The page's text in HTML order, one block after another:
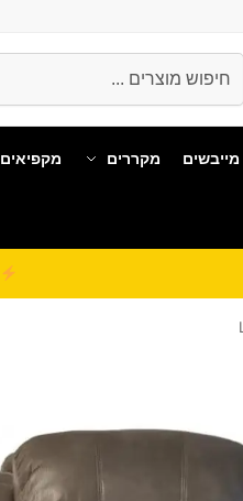
מייבשים מקררים מקפיאים